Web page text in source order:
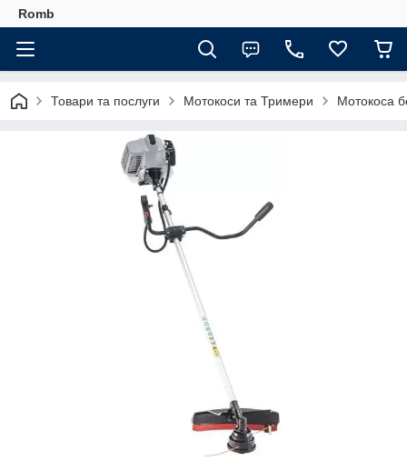
Romb
Товари та послуги Мотокоси та Тримери Мотокоса